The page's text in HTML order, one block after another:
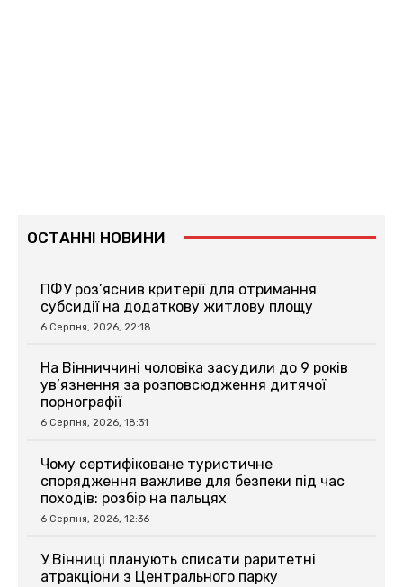
ОСТАННІ НОВИНИ
ПФУ роз’яснив критерії для отримання
субсидії на додаткову житлову площу
6 Серпня, 2026, 22:18
На Вінниччині чоловіка засудили до 9 років
ув’язнення за розповсюдження дитячої
порнографії
6 Серпня, 2026, 18:31
Чому сертифіковане туристичне
спорядження важливе для безпеки під час
походів: розбір на пальцях
6 Серпня, 2026, 12:36
У Вінниці планують списати раритетні
атракціони з Центрального парку